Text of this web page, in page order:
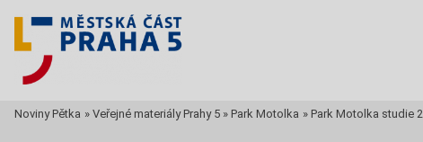
Noviny Pětka » Veřejné materiály Prahy 5 » Park Motolka » Park Motolka studie